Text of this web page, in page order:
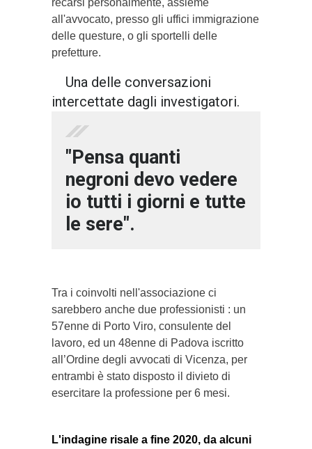
all'avvocato, presso gli uffici immigrazione
delle questure, o gli sportelli delle
prefetture.
Una delle conversazioni
intercettate dagli investigatori.
"Pensa quanti
negroni devo vedere
io tutti i giorni e tutte
le sere".
Tra i coinvolti nell'associazione ci
sarebbero anche due professionisti : un
57enne di Porto Viro, consulente del
lavoro, ed un 48enne di Padova iscritto
all’Ordine degli avvocati di Vicenza, per
entrambi è stato disposto il divieto di
esercitare la professione per 6 mesi.
L'indagine risale a fine 2020, da alcuni